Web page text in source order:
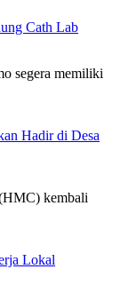
Cath Lab
segera memiliki
Hadir di Desa
kembali
Lokal